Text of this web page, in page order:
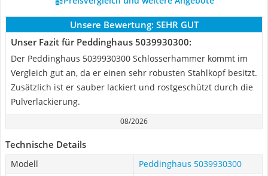
Unsere Bewertung: SEHR GUT
Unser Fazit für Peddinghaus 5039930300:
Der Peddinghaus 5039930300 Schlosserhammer kommt im
Vergleich gut an, da er einen sehr robusten Stahlkopf besitzt.
Zusätzlich ist er sauber lackiert und rostgeschützt durch die
Pulverlackierung.
08/2026
Technische Details
Modell
Peddinghaus 5039930300